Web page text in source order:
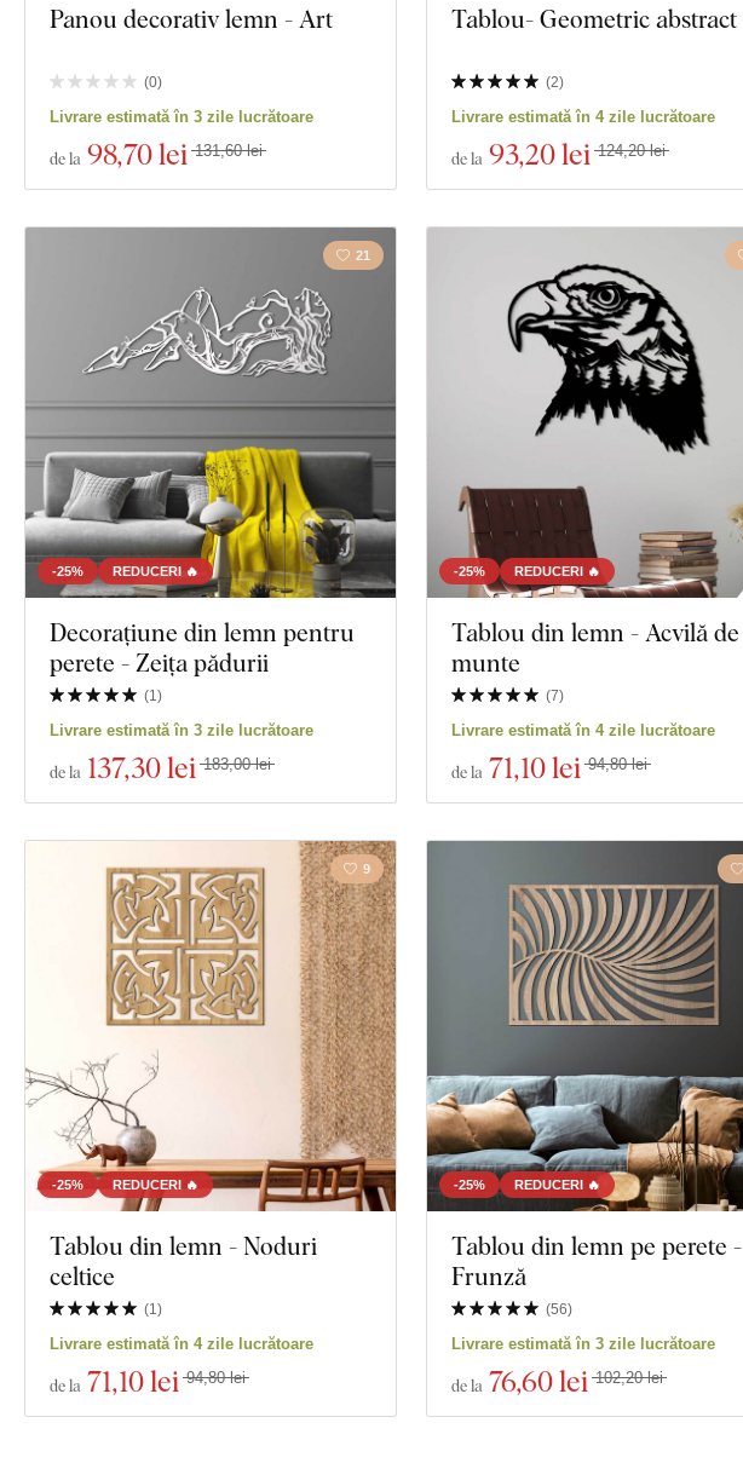
Panou decorativ lemn - Art
(0)
Livrare estimată în 3 zile lucrătoare
de la 98,70 lei 131,60 lei
Tablou- Geometric abstract
(2)
Livrare estimată în 4 zile lucrătoare
de la 93,20 lei 124,20 lei
-25% REDUCERI 🔥
21
Decorațiune din lemn pentru
perete - Zeița pădurii
(1)
Livrare estimată în 3 zile lucrătoare
de la 137,30 lei 183,00 lei
-25% REDUCERI 🔥
Tablou din lemn - Acvilă de
munte
(7)
Livrare estimată în 4 zile lucrătoare
de la 71,10 lei 94,80 lei
-25% REDUCERI 🔥
9
Tablou din lemn - Noduri
celtice
(1)
Livrare estimată în 4 zile lucrătoare
de la 71,10 lei 94,80 lei
-25% REDUCERI 🔥
Tablou din lemn pe perete -
Frunză
(56)
Livrare estimată în 3 zile lucrătoare
de la 76,60 lei 102,20 lei